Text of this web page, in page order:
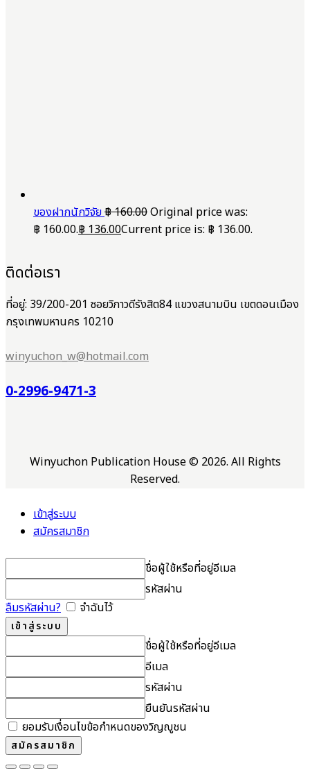
ของฝากนักวิจัย฿160.00Original price was:
฿ 160.00.฿136.00Current price is: ฿ 136.00.
ติดต่อเรา
ที่อยู่: 39/200-201 ซอยวิภาวดีรังสิต84 แขวงสนามบิน เขตดอนเมือง
กรุงเทพมหานคร 10210
winyuchon_w@hotmail.com
0-2996-9471-3
Winyuchon Publication House © 2026. All Rights
Reserved.
เข้าสู่ระบบ
สมัครสมาชิก
ชื่อผู้ใช้หรือที่อยู่อีเมล
รหัสผ่าน
ลืมรหัสผ่าน?
จำฉันไว้
ชื่อผู้ใช้หรือที่อยู่อีเมล
อีเมล
รหัสผ่าน
ยืนยันรหัสผ่าน
ยอมรับเงื่อนไขข้อกำหนดของวิญญูชน